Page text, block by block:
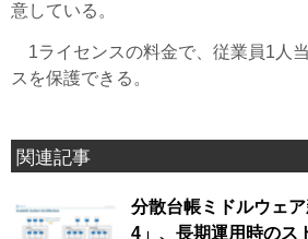
意している。
1ライセンスの料金で、従業員1人
スを保護できる。
関連記事
分散台帳ミドルウェ
4」、長期運用時のス